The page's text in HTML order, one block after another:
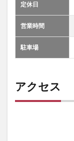
定休日
営業時間
駐車場
アクセス